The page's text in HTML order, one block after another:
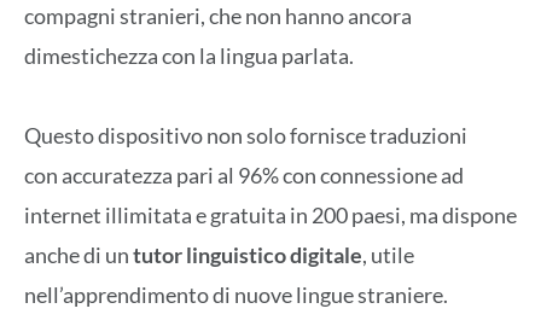
compagni stranieri, che non hanno ancora
dimestichezza con la lingua parlata.
Questo dispositivonon solo fornisce traduzioni
con accuratezza pari al 96% con connessione ad
internet illimitata e gratuita in 200 paesi, ma dispone
anche di untutor linguistico digitale, utile
nell’apprendimento di nuove lingue straniere.